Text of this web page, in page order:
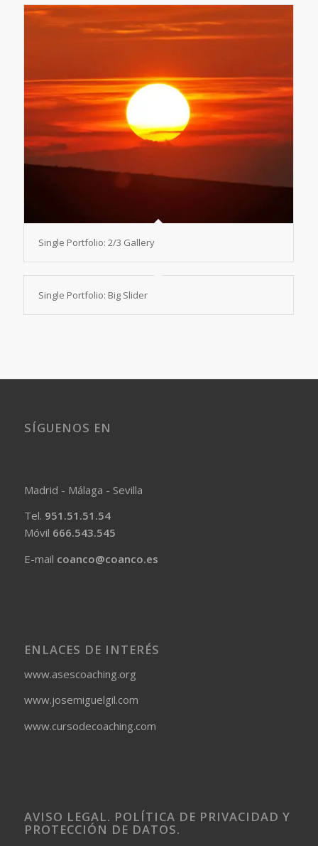
Single Portfolio: 2/3 Gallery
Single Portfolio: Big Slider
SÍGUENOS EN
Madrid - Málaga - Sevilla
Tel. 951.51.51.54
Móvil 666.543.545
E-mail coanco@coanco.es
ENLACES DE INTERÉS
www.asescoaching.org
www.josemiguelgil.com
www.cursodecoaching.com
AVISO LEGAL. POLÍTICA DE PRIVACIDAD Y
PROTECCIÓN DE DATOS.